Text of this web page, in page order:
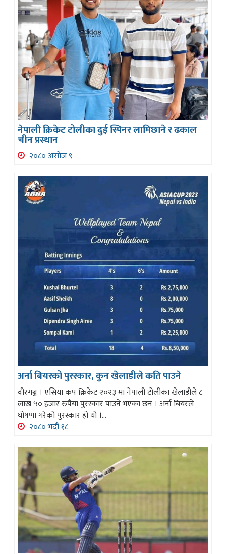
नेपाली क्रिकेट टोलीका दुई स्पिनर लामिछाने र ढकाल
चीन प्रस्थान
२०८० असोज ९
अर्ना बियरको पुरस्कार, कुन खेलाडीले कति पाउने
वीरगञ्ज । एसिया कप क्रिकेट २०२३ मा नेपाली टोलीका खेलाडीले ८
लाख ५० हजार रुपैया पुरस्कार पाउने भएका छन । अर्ना बियरले
घोषणा गरेको पुरस्कार हो यो ।...
२०८० भदौ १८